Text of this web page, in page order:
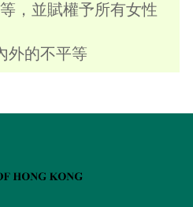
，並賦權予所有女性
外的不平等